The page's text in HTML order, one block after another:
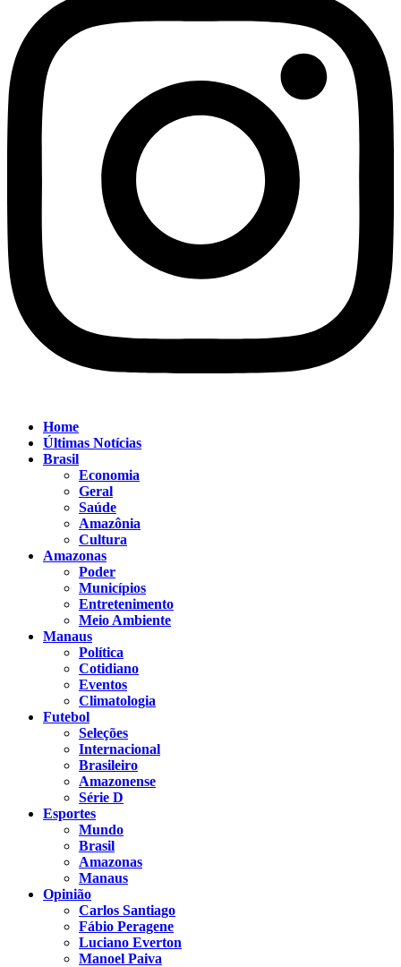
Home
Últimas Notícias
Brasil
Economia
Geral
Saúde
Amazônia
Cultura
Amazonas
Poder
Municípios
Entretenimento
Meio Ambiente
Manaus
Política
Cotidiano
Eventos
Climatologia
Futebol
Seleções
Internacional
Brasileiro
Amazonense
Série D
Esportes
Mundo
Brasil
Amazonas
Manaus
Opinião
Carlos Santiago
Fábio Peragene
Luciano Everton
Manoel Paiva